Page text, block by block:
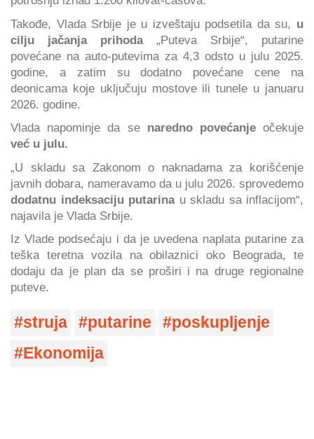
Takođe, Vlada Srbije je u izveštaju podsetila da su, u
cilju jačanja prihoda„Puteva Srbije“, putarine
povećane na auto-putevima za 4,3 odsto u julu 2025.
godine, a zatim su dodatno povećane cene na
deonicama koje uključuju mostove ili tunele u januaru
2026. godine.
Vlada napominje da se naredno povećanjeočekuje
već u julu.
„U skladu sa Zakonom o naknadama za korišćenje
javnih dobara, nameravamo da u julu 2026. sprovedemo
dodatnu indeksaciju putarinau skladu sa inflacijom“,
najavila je Vlada Srbije.
Iz Vlade podsećaju i da je uvedena naplata putarine za
teška teretna vozila na obilaznici oko Beograda, te
dodaju da je plan da se proširi i na druge regionalne
puteve.
struja putarine
poskupljenje
Ekonomija